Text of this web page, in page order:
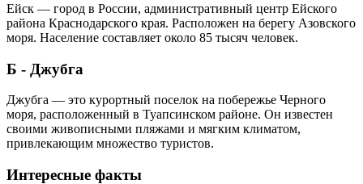
Ейск — город в России, административный центр Ейского
района Краснодарского края. Расположен на берегу Азовского
моря. Население составляет около 85 тысяч человек.
Б - Джубга
Джубга — это курортный поселок на побережье Черного
моря, расположенный в Туапсинском районе. Он известен
своими живописными пляжами и мягким климатом,
привлекающим множество туристов.
Интересные факты